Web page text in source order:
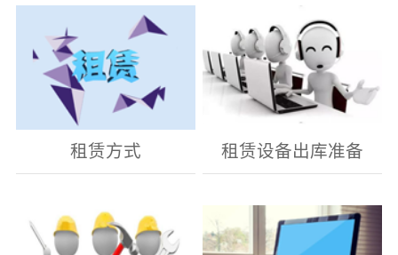
租赁方式 租赁设备出库准备